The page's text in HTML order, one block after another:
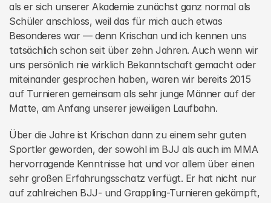
als er sich unserer Akademie zunächst ganz normal als
Schüler anschloss, weil das für mich auch etwas
Besonderes war — denn Krischan und ich kennen uns
tatsächlich schon seit über zehn Jahren. Auch wenn wir
uns persönlich nie wirklich Bekanntschaft gemacht oder
miteinander gesprochen haben, waren wir bereits 2015
auf Turnieren gemeinsam als sehr junge Männer auf der
Matte, am Anfang unserer jeweiligen Laufbahn.
Über die Jahre ist Krischan dann zu einem sehr guten
Sportler geworden, der sowohl im BJJ als auch im MMA
hervorragende Kenntnisse hat und vor allem über einen
sehr großen Erfahrungsschatz verfügt. Er hat nicht nur
auf zahlreichen BJJ- und Grappling-Turnieren gekämpft,